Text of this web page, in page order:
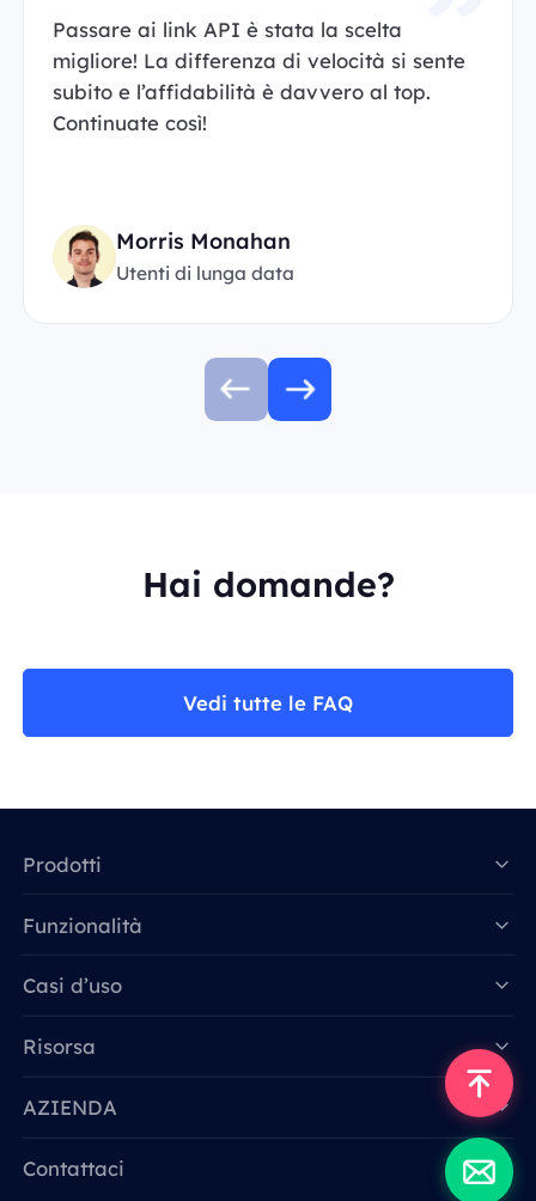
Passare ai link API è stata la scelta
migliore! La differenza di velocità si sente
subito e l’affidabilità è davvero al top.
Continuate così!
Morris Monahan
Utenti di lunga data
Hai domande?
Vedi tutte le FAQ
Prodotti
Funzionalità
Casi d’uso
Risorsa
AZIENDA
Contattaci